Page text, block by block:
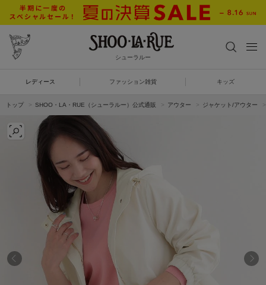
シューラルー
レディース ファッション雑貨 キッズ
トップ SHOO・LA・RUE（シューラルー）公式通販 アウター ジャケット/アウター